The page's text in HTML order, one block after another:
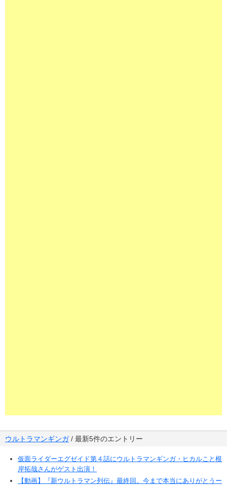
ウルトラマンギンガ/ 最新5件のエントリー
仮面ライダーエグゼイド第４話にウルトラマンギンガ・ヒカルこと根
岸拓哉さんがゲスト出演！
【動画】『新ウルトラマン列伝』最終回。今まで本当にありがとうー